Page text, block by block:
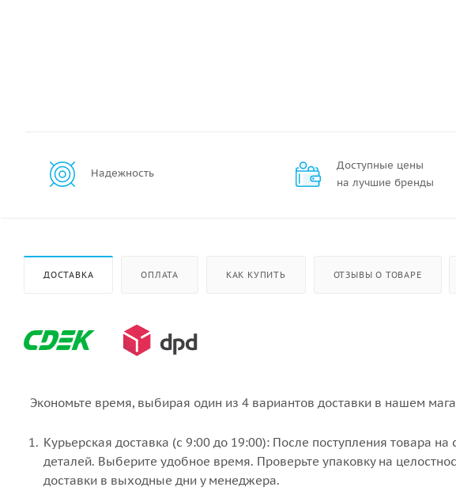
Надежность
Доступные цены
на лучшие бренды
ДОСТАВКА ОПЛАТА КАК КУПИТЬ ОТЗЫВЫ О ТОВАРЕ
Экономьте время, выбирая один из 4 вариантов доставки в нашем
Курьерская доставка (с 9:00 до 19:00): После поступления товара
деталей. Выберите удобное время. Проверьте упаковку на
доставки в выходные дни у менеджера.